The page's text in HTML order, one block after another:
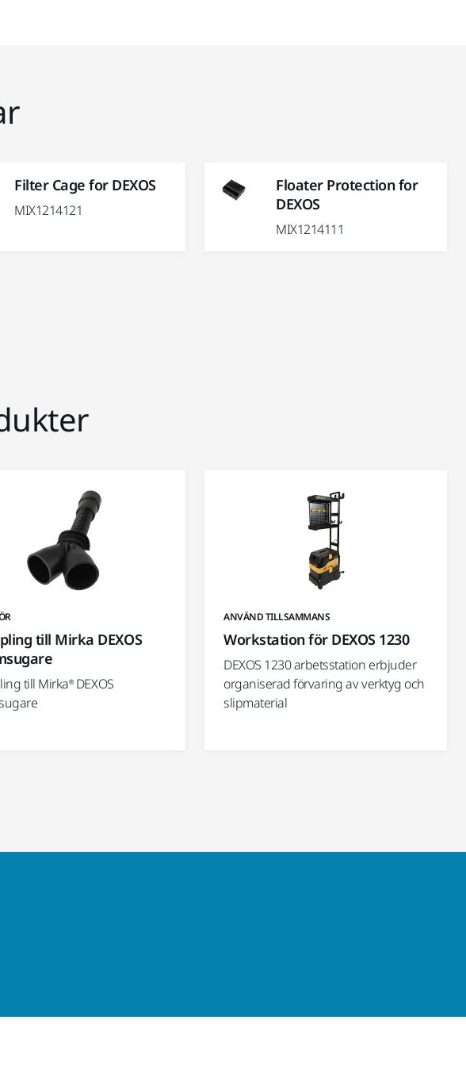
Filter Cage for DEXOS
MIX1214121
Floater Protection for
DEXOS
MIX1214111
till Mirka DEXOS
till Mirka® DEXOS
ANVÄND TILLSAMMANS
Workstation för DEXOS 1230
DEXOS 1230 arbetsstation erbjuder
organiserad förvaring av verktyg och
slipmaterial